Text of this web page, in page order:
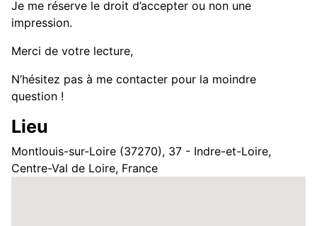
Je me réserve le droit d’accepter ou non une
impression.
Merci de votre lecture,
N’hésitez pas à me contacter pour la moindre
question !
Lieu
Montlouis-sur-Loire (37270), 37 - Indre-et-Loire,
Centre-Val de Loire, France